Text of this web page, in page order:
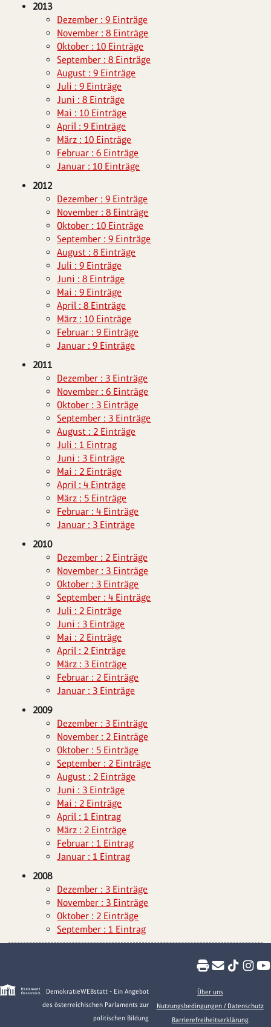
2013
Dezember : 9 Einträge
November : 8 Einträge
Oktober : 10 Einträge
September : 8 Einträge
August : 9 Einträge
Juli : 9 Einträge
Juni : 8 Einträge
Mai : 10 Einträge
April : 9 Einträge
März : 10 Einträge
Februar : 6 Einträge
Januar : 10 Einträge
2012
Dezember : 9 Einträge
November : 8 Einträge
Oktober : 10 Einträge
September : 9 Einträge
August : 8 Einträge
Juli : 9 Einträge
Juni : 8 Einträge
Mai : 9 Einträge
April : 8 Einträge
März : 10 Einträge
Februar : 9 Einträge
Januar : 9 Einträge
2011
Dezember : 3 Einträge
November : 6 Einträge
Oktober : 3 Einträge
September : 3 Einträge
August : 2 Einträge
Juli : 1 Eintrag
Juni : 3 Einträge
Mai : 2 Einträge
April : 4 Einträge
März : 5 Einträge
Februar : 4 Einträge
Januar : 3 Einträge
2010
Dezember : 2 Einträge
November : 3 Einträge
Oktober : 3 Einträge
September : 4 Einträge
Juli : 2 Einträge
Juni : 3 Einträge
Mai : 2 Einträge
April : 2 Einträge
März : 3 Einträge
Februar : 2 Einträge
Januar : 3 Einträge
2009
Dezember : 3 Einträge
November : 2 Einträge
Oktober : 5 Einträge
September : 2 Einträge
August : 2 Einträge
Juni : 3 Einträge
Mai : 2 Einträge
April : 1 Eintrag
März : 2 Einträge
Februar : 1 Eintrag
Januar : 1 Eintrag
2008
Dezember : 3 Einträge
November : 3 Einträge
Oktober : 2 Einträge
September : 1 Eintrag
DemokratieWEBstatt - Ein Angebot
des österreichischen Parlaments zur
politischen Bildung
Über uns
Nutzungsbedingungen / Datenschutz
Barrierefreiheitserklärung